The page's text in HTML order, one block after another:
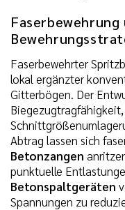
Faserbewehrung
Faserbewehrter
lokal ergänzter
Gitterbögen. Der
Abtrag lassen sich
Betonzangen
punktuelle
Betonspaltgeräten
Spannungen zu